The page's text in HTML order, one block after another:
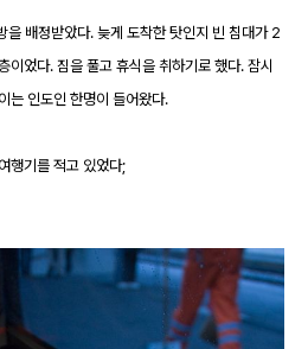
을 배정받았다. 늦게 도착한 탓인지 빈 침대가 2
이었다. 짐을 풀고 휴식을 취하기로 했다. 잠시
는 인도인 한명이 들어왔다.
행기를 적고 있었다;